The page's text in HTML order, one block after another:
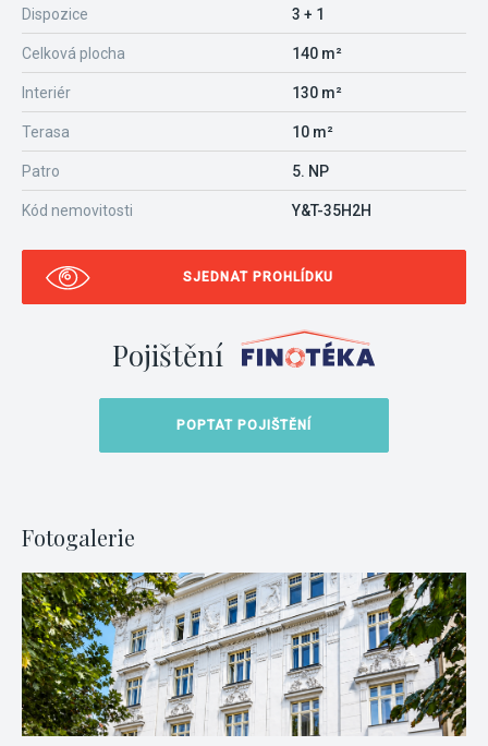
Dispozice 3 + 1
Celková plocha 140 m²
Interiér 130 m²
Terasa 10 m²
Patro 5. NP
Kód nemovitosti Y&T-35H2H
SJEDNAT PROHLÍDKU
Pojištění
POPTAT POJIŠTĚNÍ
Fotogalerie